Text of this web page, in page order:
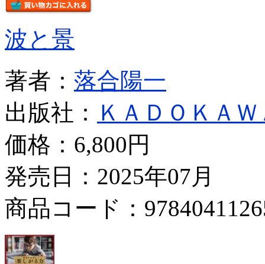
波と景
著者： 落合陽一
出版社： ＫＡＤＯＫＡＷ
価格： 6,800円
発売日：2025年07月
商品コード：